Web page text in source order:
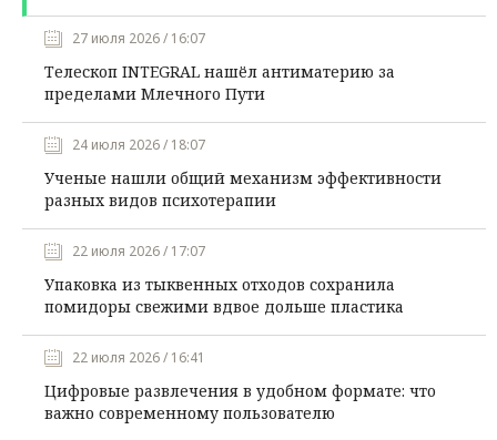
27 июля 2026 / 16:07
Телескоп INTEGRAL нашёл антиматерию за
пределами Млечного Пути
24 июля 2026 / 18:07
Ученые нашли общий механизм эффективности
разных видов психотерапии
22 июля 2026 / 17:07
Упаковка из тыквенных отходов сохранила
помидоры свежими вдвое дольше пластика
22 июля 2026 / 16:41
Цифровые развлечения в удобном формате: что
важно современному пользователю